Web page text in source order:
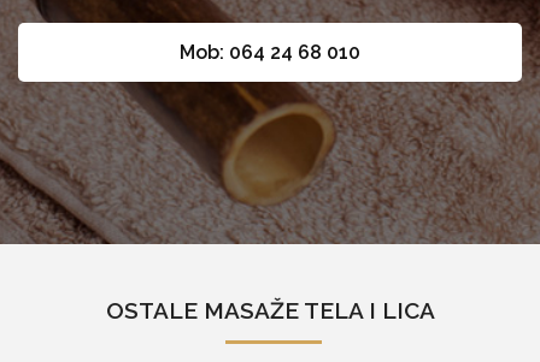
Mob: 064 24 68 010
OSTALE MASAŽE TELA I LICA